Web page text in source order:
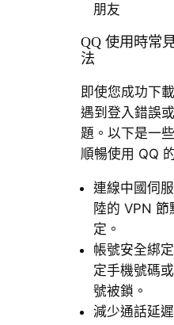
朋友
QQ 使用時常
法
即使您成功下
遇到登入錯誤
題。以下是一
順暢使用 QQ
連線中國伺
陸的 VPN
定。
帳號安全綁
定手機號碼
號被鎖。
減少通話延